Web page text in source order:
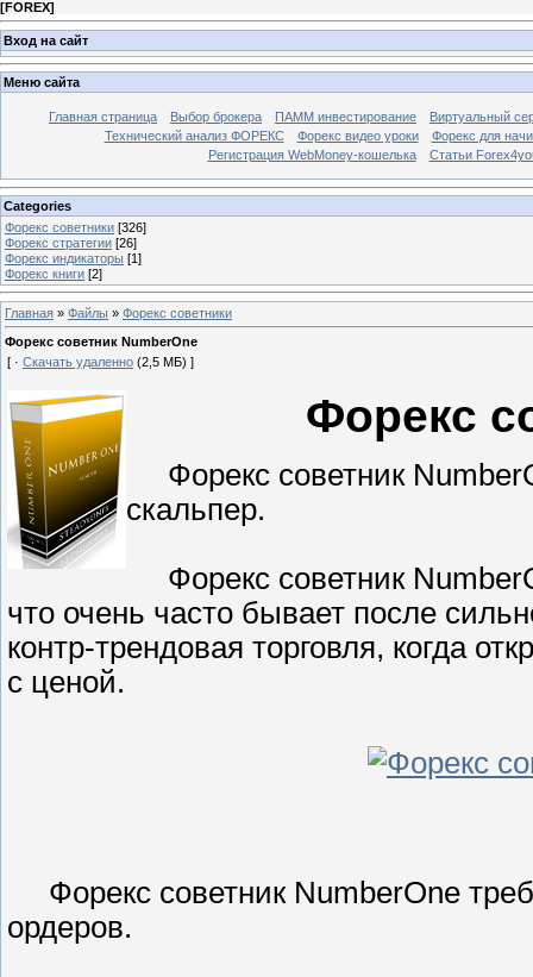
[FOREX]
Вход на сайт
Меню сайта
Главная страница Выбор брокера ПАММ инвестирование
Виртуальный
Технический анализ ФОРЕКС
Форекс видео уроки
Форекс для
Регистрация WebMoney-кошелька
Статьи
Categories
Форекс cоветники [326]
Форекс стратегии [26]
Форекс индикаторы [1]
Форекс книги [2]
Главная » Файлы » Форекс cоветники
Форекс советник NumberOne
[ · Скачать удаленно (2,5 МБ) ]
Форекс
Форекс советник
скальпер.
Форекс советник
что очень часто бывает после
контр-трендовая торговля, когда
с ценой.
Форекс советник NumberOne
ордеров.